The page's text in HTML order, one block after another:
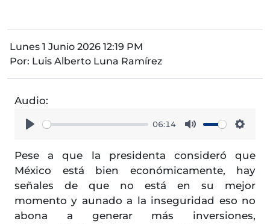
Lunes 1 Junio 2026 12:19 PM
Por: Luis Alberto Luna Ramírez
Audio:
06:14
Pese a que la presidenta consideró que
México está bien económicamente, hay
señales de que no está en su mejor
momento y aunado a la inseguridad eso no
abona a generar más inversiones,